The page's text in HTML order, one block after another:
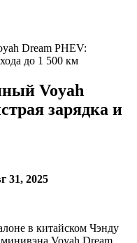
Dream PHEV:
до 1 500 км
Voyah
зарядка и
31, 2025
в китайском Чэнду
Voyah Dream.